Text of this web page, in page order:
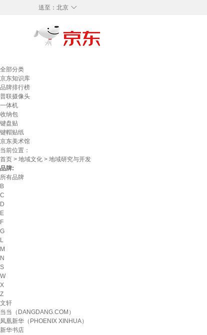
◇
送至： 北京
全部分类
京东知识库
品牌排行榜
普联摄像头
一体机
收纳包
键盘贴
键帽贴纸
京东美术馆
当前位置：
首页 > 地域文化 > 地域研究与开发
品牌:
所有品牌
B
C
D
E
F
G
L
M
N
S
W
X
Z
文轩
当当（DANGDANG.COM）
凤凰新华（PHOENIX XINHUA）
新华书店